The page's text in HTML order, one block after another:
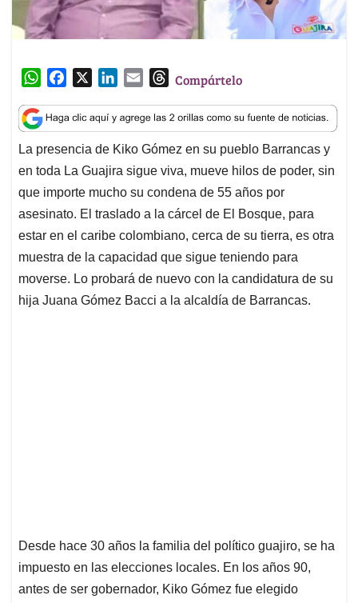
W
a
t
s
A
p
p
c
e
b
o
o
k
n
k
e
d
I
n
a
i
l
T
r
e
a
d
s
Compártelo
La presencia de Kiko Gómez en su pueblo Barrancas y
en toda La Guajira sigue viva, mueve hilos de poder, sin
que importe mucho su condena de 55 años por
asesinato. El traslado a la cárcel de El Bosque, para
estar en el caribe colombiano, cerca de su tierra, es otra
muestra de la capacidad que sigue teniendo para
moverse. Lo probará de nuevo con la candidatura de su
hija Juana Gómez Bacci a la alcaldía de Barrancas.
Desde hace 30 años la familia del político guajiro, se ha
impuesto en las elecciones locales. En los años 90,
antes de ser gobernador, Kiko Gómez fue elegido